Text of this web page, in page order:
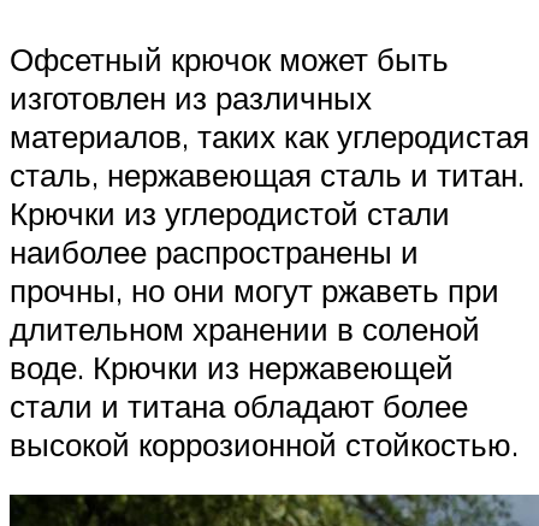
Офсетный крючок может быть
изготовлен из различных
материалов, таких как углеродистая
сталь, нержавеющая сталь и титан.
Крючки из углеродистой стали
наиболее распространены и
прочны, но они могут ржаветь при
длительном хранении в соленой
воде. Крючки из нержавеющей
стали и титана обладают более
высокой коррозионной стойкостью.